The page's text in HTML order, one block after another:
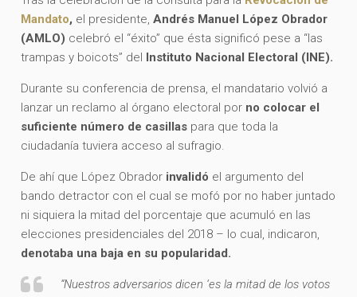
Mandato, el presidente,Andrés Manuel López Obrador
(AMLO) celebró el “éxito” que ésta significó pese a “las
trampas y boicots” del Instituto Nacional Electoral (INE).
Durante su conferencia de prensa, el mandatario volvió a
lanzar un reclamo al órgano electoral por no colocar el
suficiente número de casillas para que toda la
ciudadanía tuviera acceso al sufragio.
De ahí que López Obrador invalidó el argumento del
bando detractor con el cual se mofó por no haber juntado
ni siquiera la mitad del porcentaje que acumuló en las
elecciones presidenciales del 2018 – lo cual, indicaron,
denotaba una baja en su popularidad.
“Nuestros adversarios dicen ‘es la mitad de los votos